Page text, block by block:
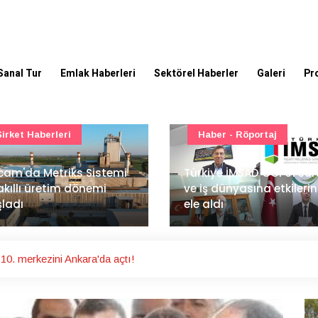
Tur Emlak Haberleri Sektörel Haberler Galeri
İMSAD COP31 süreci
dünyasına etkilerini
- Röportaj
TOKİ'den 51 şehirde 540
gayrimenkul
TOKİ - Emlak Konut GYO
merkezini Ankara'da açtı!